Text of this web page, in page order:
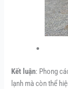
Kết luận: Phong
lạnh mà còn thể